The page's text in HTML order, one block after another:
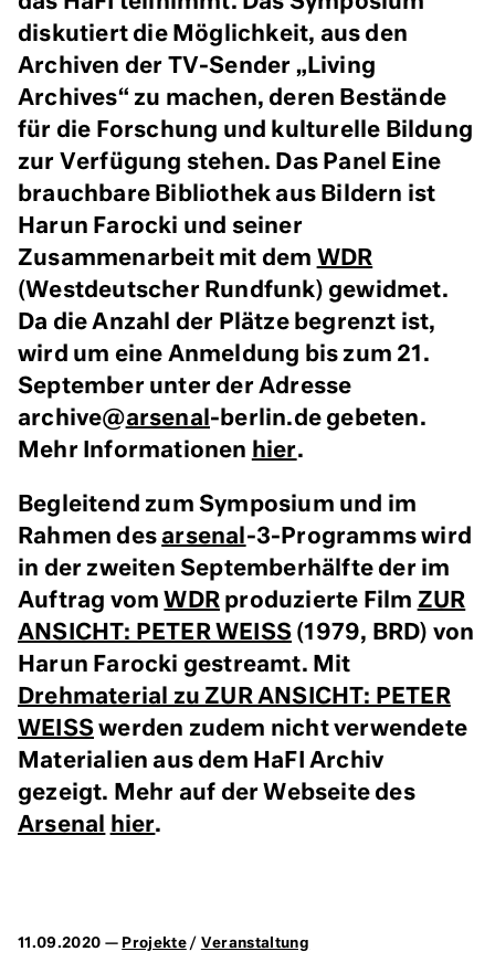
diskutiert die Möglichkeit, aus den
Archiven der TV-Sender „Living
Archives“ zu machen, deren Bestände
für die Forschung und kulturelle Bildung
zur Verfügung stehen. Das Panel Eine
brauchbare Bibliothek aus Bildern ist
Harun Farocki und seiner
Zusammenarbeit mit dem WDR
(Westdeutscher Rundfunk) gewidmet.
Da die Anzahl der Plätze begrenzt ist,
wird um eine Anmeldung bis zum 21.
September unter der Adresse
archive@arsenal -berlin.de gebeten.
Mehr Informationen hier.
Begleitend zum Symposium und im
Rahmen des arsenal -3-Programms wird
in der zweiten Septemberhälfte der im
Auftrag vom WDR produzierte Film ZUR
ANSICHT: PETER WEISS (1979, BRD) von
Harun Farocki gestreamt. Mit
Drehmaterial zu ZUR ANSICHT: PETER
WEISS werden zudem nicht verwendete
Materialien aus dem HaFI Archiv
gezeigt. Mehr auf der Webseite des
Arsenal
hier.
11.09.2020 — Projekte/ Veranstaltung